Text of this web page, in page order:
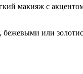
макияж с
или